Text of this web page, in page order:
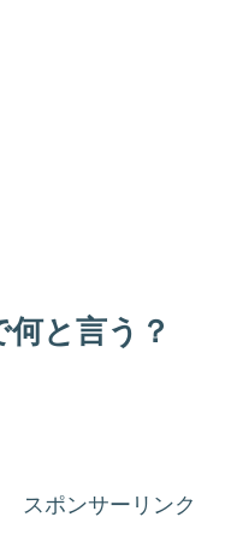
何と言う？
スポンサーリンク